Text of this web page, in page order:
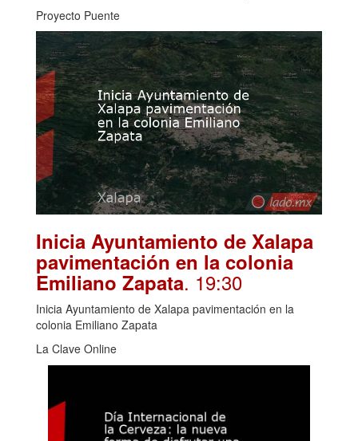
Proyecto Puente
Inicia Ayuntamiento de Xalapa
pavimentación en la colonia
Emiliano Zapata. 19:30
Inicia Ayuntamiento de Xalapa pavimentación en la
colonia Emiliano Zapata
La Clave Online